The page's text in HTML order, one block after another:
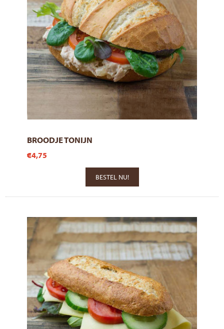
BROODJE TONIJN
€4,75